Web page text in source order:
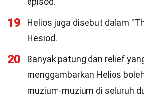
19
Helios juga disebut dalam
Hesiod.
20
Banyak patung dan relief
menggambarkan Helios
muzium-muzium di seluruh